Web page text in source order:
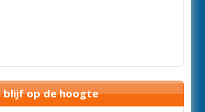
blijf op de hoogte